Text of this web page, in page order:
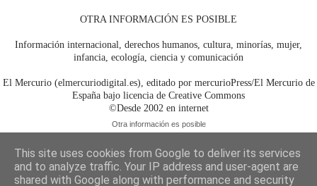
OTRA INFORMACIÓN ES POSIBLE
Información internacional, derechos humanos, cultura, minorías, mujer,
infancia, ecología, ciencia y comunicación
El Mercurio (elmercuriodigital.es), editado por mercurioPress/El Mercurio de
España bajo licencia de Creative Commons
©Desde 2002 en internet
Otra información es posible
This site uses cookies from Google to deliver its services
and to analyze traffic. Your IP address and user-agent are
shared with Google along with performance and security